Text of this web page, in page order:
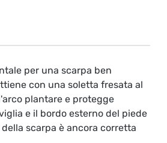
per una scarpa ben
con una soletta fresata al
plantare e protegge
e il bordo esterno del piede
scarpa è ancora corretta